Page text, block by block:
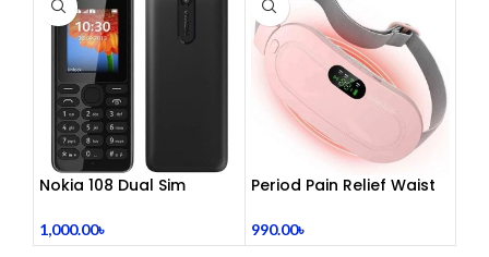
Nokia 108 Dual Sim
1,000.00৳
Period Pain Relief Waist
990.00৳